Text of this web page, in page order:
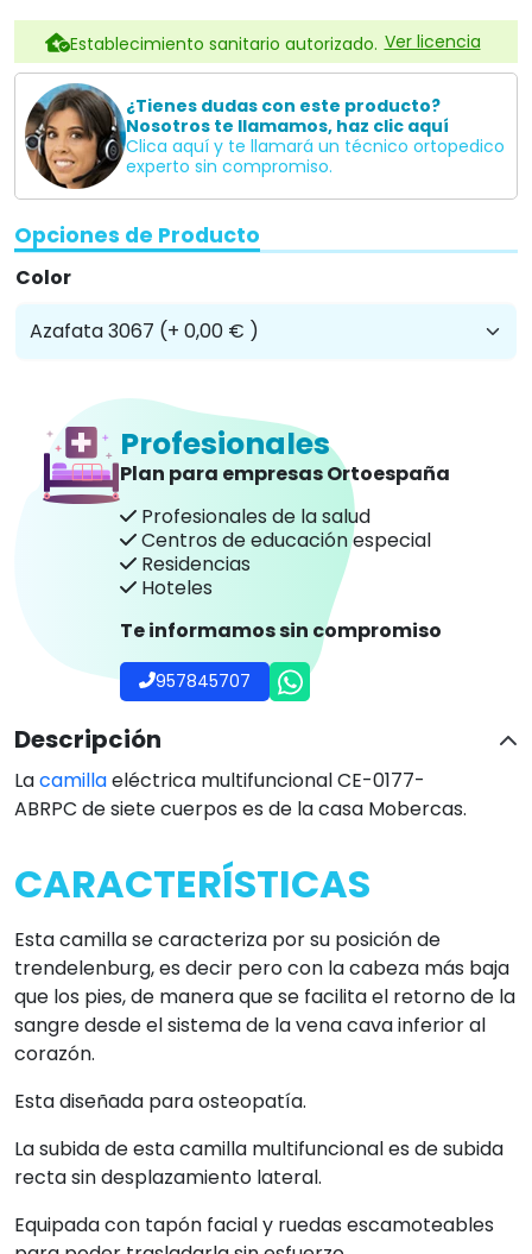
Establecimiento sanitario autorizado. Ver licencia
¿Tienes dudas con este producto?
Nosotros te llamamos, haz clic aquí
Clica aquí y te llamará un técnico ortopedico
experto sin compromiso.
Opciones de Producto
Color
Profesionales
Plan para empresas Ortoespaña
Profesionales de la salud
Centros de educación especial
Residencias
Hoteles
Te informamos sin compromiso
957845707
Descripción
Lacamillaeléctrica multifuncional CE-0177-
ABRPC de siete cuerpos es de la casa Mobercas.
CARACTERÍSTICAS
Esta camilla se caracteriza por su posición de
trendelenburg, es decir pero con la cabeza más baja
que los pies, de manera que se facilita el retorno de la
sangre desde el sistema de la vena cava inferior al
corazón.
Esta diseñada para osteopatía.
La subida de esta camilla multifuncional es de subida
recta sin desplazamiento lateral.
Equipada con tapón facial y ruedas escamoteables